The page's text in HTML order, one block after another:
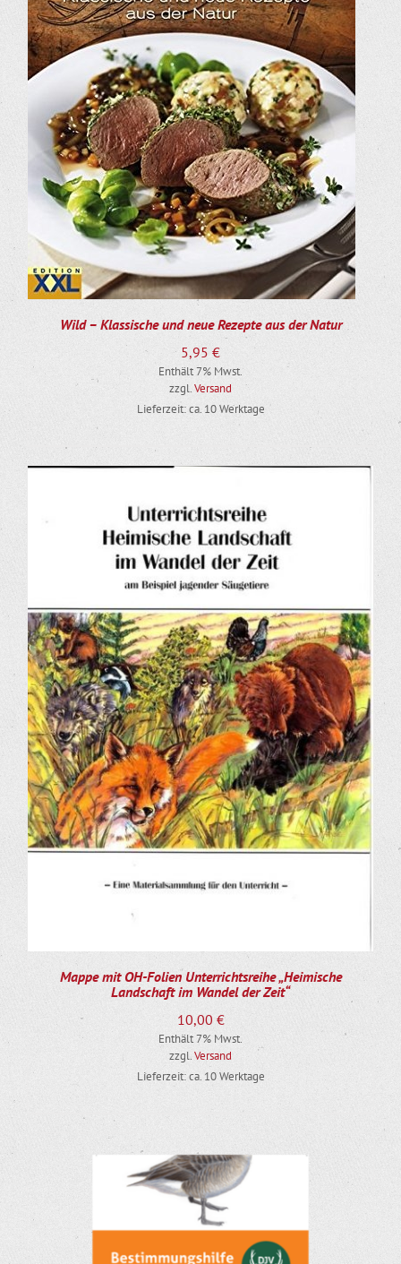
Wild – Klassische und neue Rezepte aus der Natur
5,95 €
Enthält 7% Mwst.
zzgl.Versand
Lieferzeit: ca. 10 Werktage
Mappe mit OH-Folien Unterrichtsreihe „Heimische
Landschaft im Wandel der Zeit“
10,00 €
Enthält 7% Mwst.
zzgl.Versand
Lieferzeit: ca. 10 Werktage